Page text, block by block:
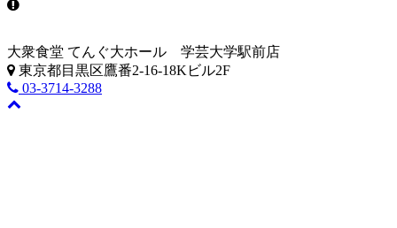
大衆食堂 てんぐ大ホール 学芸大学駅前店
東京都目黒区鷹番2-16-18Kビル2F
03-3714-3288